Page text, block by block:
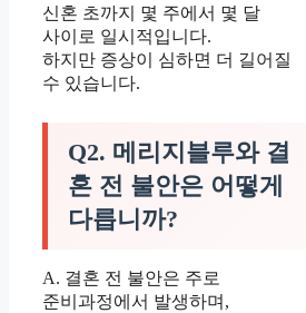
신혼 초까지 몇 주에서 몇 달
사이로 일시적입니다.
하지만 증상이 심하면 더 길어질
수 있습니다.
Q2. 메리지블루와 결
혼 전 불안은 어떻게
다릅니까?
A. 결혼 전 불안은 주로
준비과정에서 발생하며,